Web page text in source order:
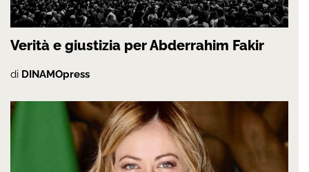
Verità e giustizia per Abderrahim Fakir
di DINAMOpress